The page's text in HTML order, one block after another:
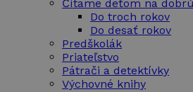
Čítame deťom na
Do troch rokov
Do desať rokov
Predškolák
Priateľstvo
Pátrači a detektívky
Výchovné knihy